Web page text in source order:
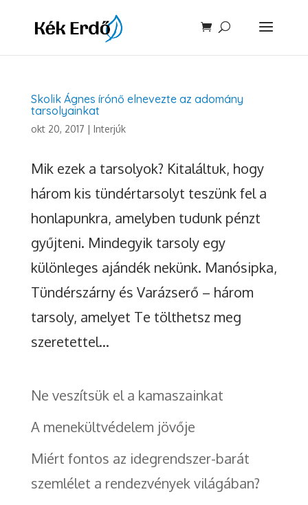
Skolik Ágnes írónő elnevezte az adomány
tarsolyainkat
okt 20, 2017 | Interjúk
Mik ezek a tarsolyok? Kitaláltuk, hogy
három kis tündértarsolyt teszünk fel a
honlapunkra, amelyben tudunk pénzt
gyűjteni. Mindegyik tarsoly egy
különleges ajándék nekünk. Manósipka,
Tündérszárny és Varázserő – három
tarsoly, amelyet Te tölthetsz meg
szeretettel...
Ne veszítsük el a kamaszainkat
A menekültvédelem jövője
Miért fontos az idegrendszer-barát
szemlélet a rendezvények világában?